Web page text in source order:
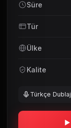
Süre
Tür
Ülke
Kalite
Türkçe Dublaj